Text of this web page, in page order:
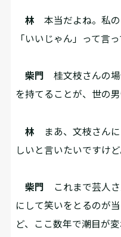
林 本当だよね。私
「いいじゃん」って言っ
柴門 桂文枝さんの場
を持てることが、世の
林 まあ、文枝さんに
しいと言いたいですけど
柴門
これまで芸人さ
にして笑いをとるのが
ど、ここ数年で潮目が